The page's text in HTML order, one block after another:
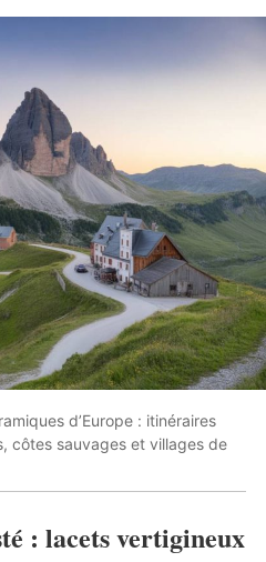
d’Europe : itinéraires
côtes sauvages et villages de
: lacets vertigineux